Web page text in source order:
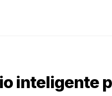
inteligente